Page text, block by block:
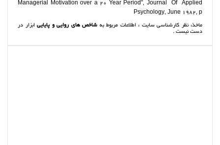
Managerial Motivation over a 20 Year Period"‚ Journal Of Applied
Psychology‚ June 1982‚ p
ماخذ:نظر کارشناسی سایت : اطلاعات مربوط به شاخص های روایی و پایایی ابزار در
دست نیست .